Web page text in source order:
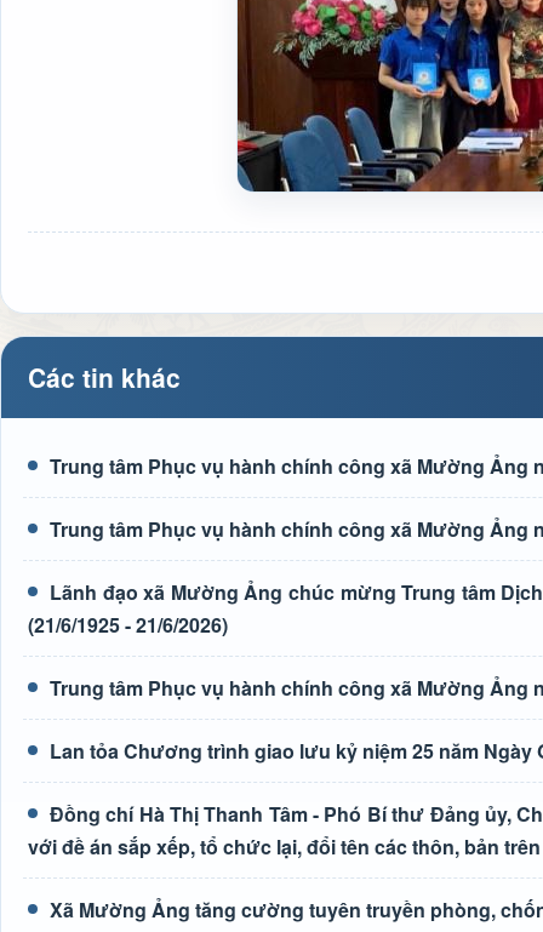
Các tin khác
Trung tâm Phục vụ hành chính công xã Mường Ảng
Trung tâm Phục vụ hành chính công xã Mường Ảng
Lãnh đạo xã Mường Ảng chúc mừng Trung tâm
(21/6/1925 - 21/6/2026)
Trung tâm Phục vụ hành chính công xã Mường Ảng
Lan tỏa Chương trình giao lưu kỷ niệm 25 năm Ngày
Đồng chí Hà Thị Thanh Tâm - Phó Bí thư Đảng ủy,
với đề án sắp xếp, tổ chức lại, đổi tên các thôn, bản
Xã Mường Ảng tăng cường tuyên truyền phòng,